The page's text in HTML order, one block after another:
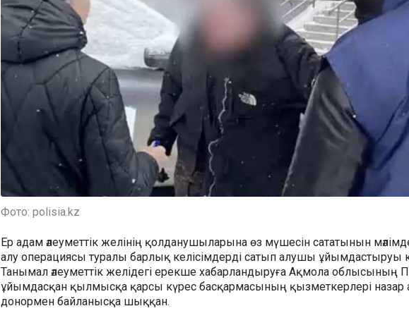
Фото: polisia.kz
Ер адам әлеуметтік желінің қолданушыларына өз мүшесін сататынын
алу операциясы туралы барлық келісімдерді сатып алушы ұйымдастыруы
Танымал әлеуметтік желідегі ерекше хабарландыруға Ақмола облысының
ұйымдасқан қылмысқа қарсы күрес басқармасының қызметкерлері назар
донормен байланысқа шыққан.